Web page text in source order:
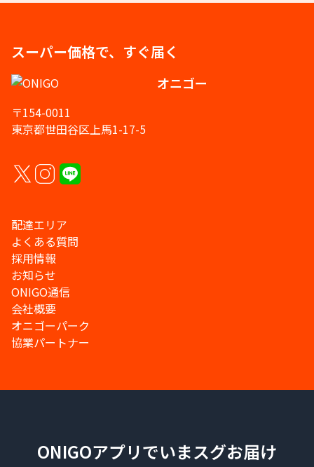
スーパー価格で、すぐ届く
オニゴー
〒154-0011
東京都世田谷区上馬1-17-5
配達エリア
よくある質問
採用情報
お知らせ
ONIGO通信
会社概要
オニゴーパーク
協業パートナー
ONIGOアプリでいまスグお届け